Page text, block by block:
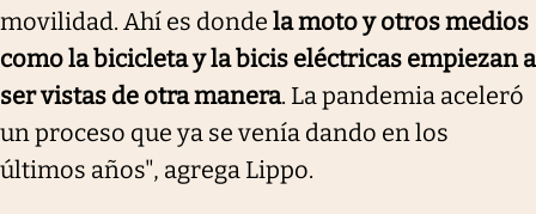
movilidad. Ahí es donde la moto y otros medios
como la bicicleta y la bicis eléctricas empiezan a
ser vistas de otra manera. La pandemia aceleró
un proceso que ya se venía dando en los
últimos años", agrega Lippo.